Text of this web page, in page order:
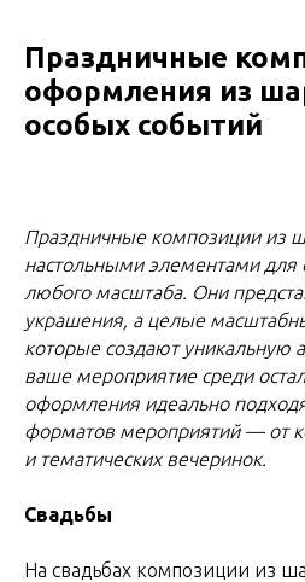
Праздничные
оформления из
особых событий
Праздничные композиции из
настольными элементами
любого масштаба. Они
украшения, а целые
которые создают уникальную
ваше мероприятие среди
оформления идеально
форматов мероприятий — от
и тематических вечеринок.
Свадьбы
На свадьбах композиции из